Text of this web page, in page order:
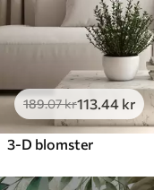
189.07kr113 .44 kr
3-D blomster